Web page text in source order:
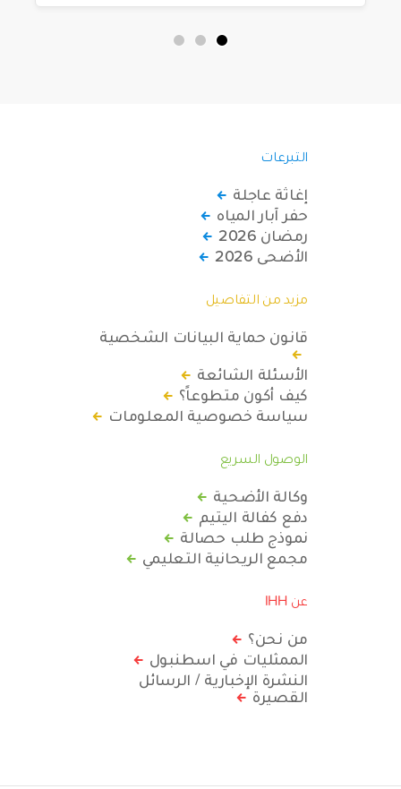
التبرعات
إغاثة عاجلة
حفر آبار المياه
رمضان 2026
الأضحى 2026
مزيد من التفاصيل
قانون حماية البيانات الشخصية
الأسئلة الشائعة
كيف أكون متطوعاً؟
سياسة خصوصية المعلومات
الوصول السريع
وكالة الأضحية
دفع كفالة اليتيم
نموذج طلب حصالة
مجمع الريحانية التعليمي
عن IHH
من نحن؟
الممثليات في اسطنبول
النشرة الإخبارية / الرسائل
القصيرة